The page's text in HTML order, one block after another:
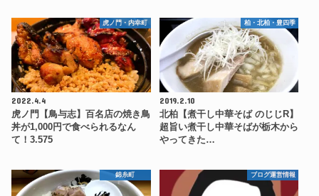
虎ノ門・内幸町
2022.4.4
虎ノ門【鳥与志】百名店の焼き鳥
丼が1,000円で食べられるなん
て！3.575
柏・北柏・豊四季
2019.2.10
北柏【煮干し中華そば のじじR】
超旨い煮干し中華そばが栃木から
やってきた…
錦糸町 ブログ運営情報